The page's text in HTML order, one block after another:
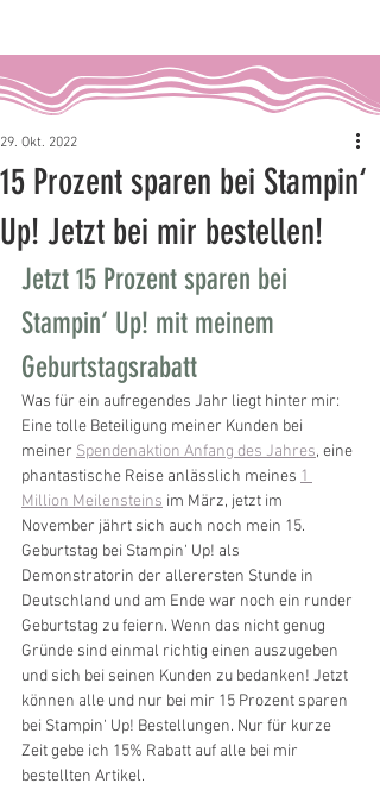
15 Prozent sparen bei Stampin‘
Up! Jetzt bei mir bestellen!
29. Okt. 2022
Jetzt 15 Prozent sparen bei
Stampin‘ Up! mit meinem
Geburtstagsrabatt
Was für ein aufregendes Jahr liegt hinter mir:
Eine tolle Beteiligung meiner Kunden bei
meiner Spendenaktion Anfang des Jahres, eine
phantastische Reise anlässlich meines 1
Million Meilensteins im März, jetzt im
November jährt sich auch noch mein 15.
Geburtstag bei Stampin‘ Up! als
Demonstratorin der allerersten Stunde in
Deutschland und am Ende war noch ein runder
Geburtstag zu feiern. Wenn das nicht genug
Gründe sind einmal richtig einen auszugeben
und sich bei seinen Kunden zu bedanken! Jetzt
können alle und nur bei mir 15 Prozent sparen
bei Stampin‘ Up! Bestellungen. Nur für kurze
Zeit gebe ich 15% Rabatt auf alle bei mir
bestellten Artikel.